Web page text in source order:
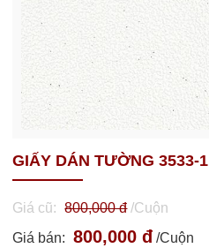
GIẤY DÁN TƯỜNG 3533-1
Giá cũ: 800,000 đ/Cuộn
Giá bán:
800,000 đ /Cuộn